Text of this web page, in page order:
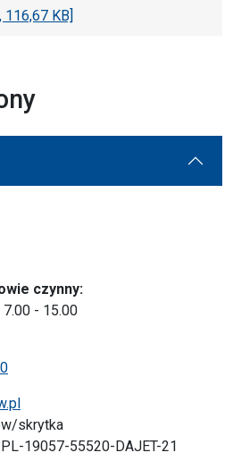
KB]
czynny:
- 15.00
skrytka
19057-55520-DAJET-21